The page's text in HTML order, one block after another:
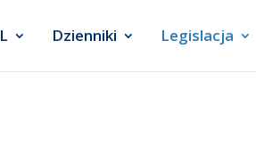
Dzienniki Legislacja